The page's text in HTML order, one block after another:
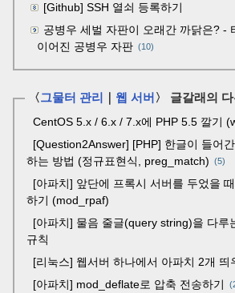
[Github] SSH 열쇠 등록하기
공병우 세벌 자판이 오래간 까닭은? -
이어진 공병우 자판 (10)
〈그물터 관리 웹 서버 〉 글갈래의
CentOS 5.x / 6.x / 7.x에 PHP 5.5 깔기
[Question2Answer] [PHP] 한글이 들어
하는 방법 (정규표현식, preg_match)
5
[아파치] 앞단에 프록시 서버를 두었을
하기 (mod_rpaf)
[아파치] 물음 줄글(query string)을 다루
규칙
[리눅스] 웹서버 하나에서 아파치 2개 띄
[아파치] mod_deflate로 압축 전송하기